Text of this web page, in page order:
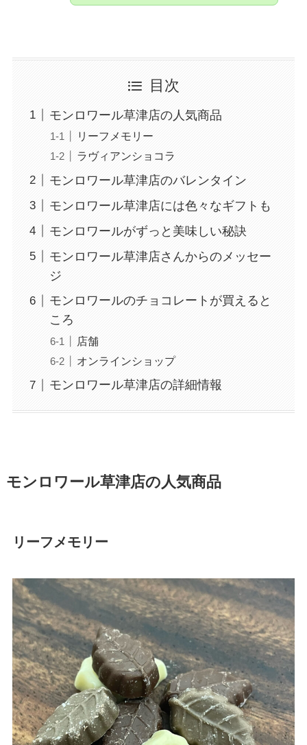
目次
モンロワール草津店の人気商品
リーフメモリー
ラヴィアンショコラ
モンロワール草津店のバレンタイン
モンロワール草津店には色々なギフトも
モンロワールがずっと美味しい秘訣
モンロワール草津店さんからのメッセー
ジ
モンロワールのチョコレートが買えると
ころ
店舗
オンラインショップ
モンロワール草津店の詳細情報
モンロワール草津店の人気商品
リーフメモリー